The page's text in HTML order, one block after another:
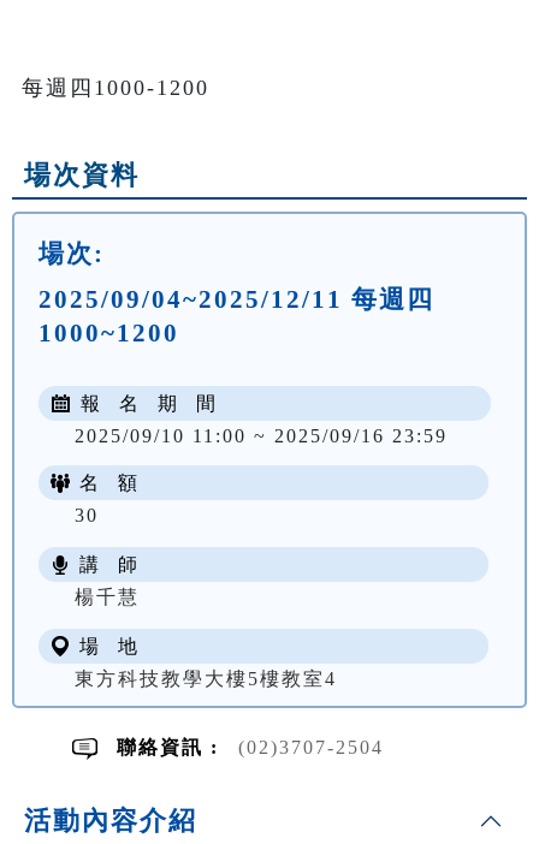
每週四1000-1200
場次資料
場次:
2025/09/04~2025/12/11 每週四
1000~1200
報 名 期 間
2025/09/10 11:00 ~ 2025/09/16 23:59
名 額
30
講 師
楊千慧
場 地
東方科技教學大樓5樓教室4
聯絡資訊 : (02)3707-2504
活動內容介紹